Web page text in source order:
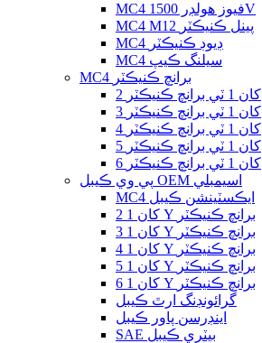
MC4 فيوز هولڊر 1500V
MC4 M12 پينل ڪنيڪٽر
MC4 ڊيوڊ ڪنيڪٽر
MC4 سيلنگ ڪيپ
MC4 برانچ ڪنيڪٽر
2 کان 1 ٽي برانچ ڪنيڪٽر
3 کان 1 ٽي برانچ ڪنيڪٽر
4 کان 1 ٽي برانچ ڪنيڪٽر
5 کان 1 ٽي برانچ ڪنيڪٽر
6 کان 1 ٽي برانچ ڪنيڪٽر
پي وي ڪيبل OEM اسيمبلي
MC4 ايڪسٽينشن ڪيبل
2 کان 1 Y برانچ ڪنيڪٽر
3 کان 1 Y برانچ ڪنيڪٽر
4 کان 1 Y برانچ ڪنيڪٽر
5 کان 1 Y برانچ ڪنيڪٽر
6 کان 1 Y برانچ ڪنيڪٽر
گرائونڊنگ ارٿ ڪيبل
اينڊرسن پاور ڪيبل
SAE بيٽري ڪيبل